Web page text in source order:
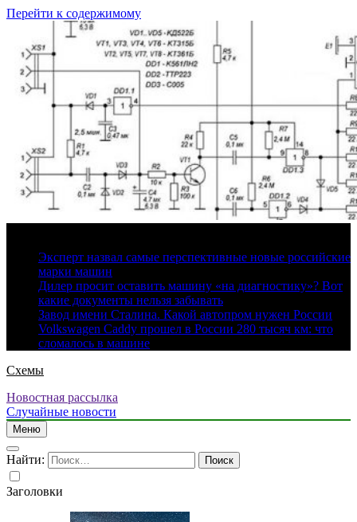
Перейти к содержимому
Эксперт назвал самые перспективные новые российские
марки машин
Дилер просит оставить машину «на диагностику»? Вот
какие документы нельзя забывать
Завод имени Сталина. Какой автопром нужен России
Volkswagen Caddy прошел в России 280 тысяч км: что
сломалось в машине
Схемы
Новостная рассылка
Случайные новости
Меню
Найти:
Заголовки